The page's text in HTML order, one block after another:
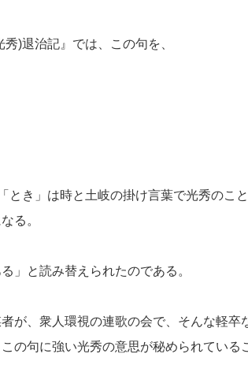
)退治記』では、この句を、
き」は時と土岐の掛け言葉で光秀のこ
る。
」と読み替えられたのである。
が、衆人環視の連歌の会で、そんな軽卒
の句に強い光秀の意思が秘められている